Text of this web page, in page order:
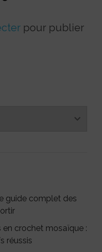
pour publier
guide complet des
crochet mosaïque :
réussis